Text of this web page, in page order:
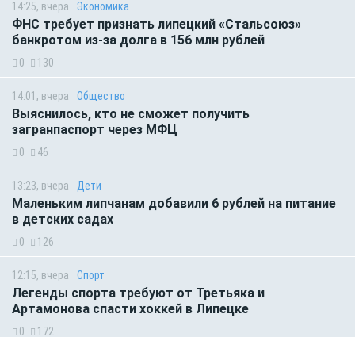
14:25, вчера Экономика
ФНС требует признать липецкий «Стальсоюз»
банкротом из-за долга в 156 млн рублей
0 130
14:01, вчера Общество
Выяснилось, кто не сможет получить
загранпаспорт через МФЦ
0 46
13:23, вчера Дети
Маленьким липчанам добавили 6 рублей на питание
в детских садах
0 126
12:15, вчера Спорт
Легенды спорта требуют от Третьяка и
Артамонова спасти хоккей в Липецке
0 172